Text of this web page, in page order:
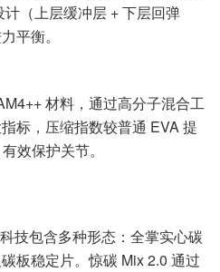
（上层缓冲层 + 下层回弹
平衡。
材料，通过高分子混合工
标，压缩指数较普通 EVA 提
效保护关节。
技包含多种形态：全掌实心碳
板稳定片。惊碳 Mix 2.0 通过